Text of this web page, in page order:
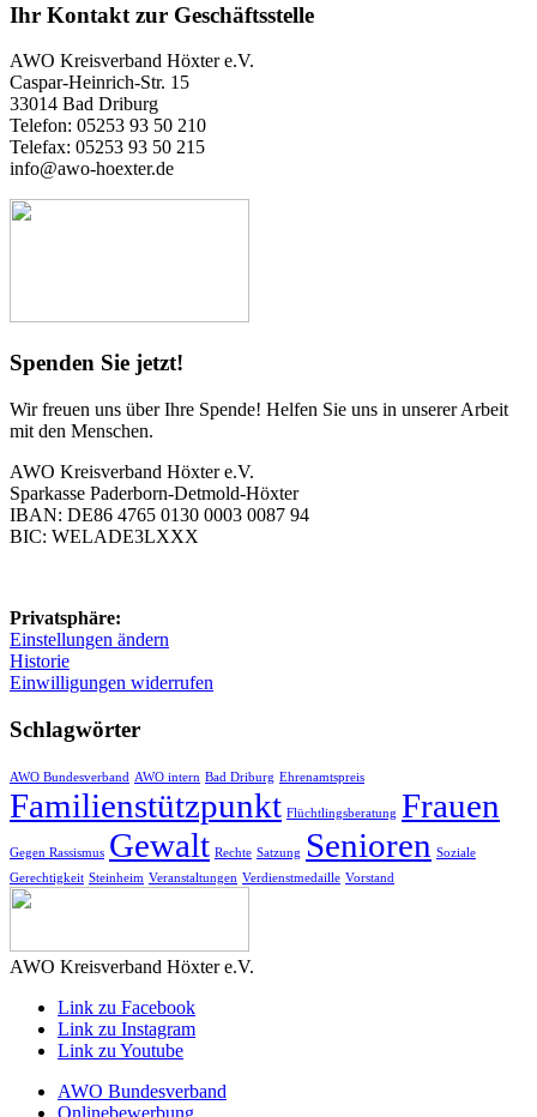
Ihr Kontakt zur Geschäftsstelle
AWO Kreisverband Höxter e.V.
Caspar-Heinrich-Str. 15
33014 Bad Driburg
Telefon: 05253 93 50 210
Telefax: 05253 93 50 215
info@awo-hoexter.de
Spenden Sie jetzt!
Wir freuen uns über Ihre Spende! Helfen Sie uns in unserer Arbeit
mit den Menschen.
AWO Kreisverband Höxter e.V.
Sparkasse Paderborn-Detmold-Höxter
IBAN: DE86 4765 0130 0003 0087 94
BIC: WELADE3LXXX
Privatsphäre:
Einstellungen ändern
Historie
Einwilligungen widerrufen
Schlagwörter
AWO Bundesverband AWO intern Bad Driburg Ehrenamtspreis
Familienstützpunkt Flüchtlingsberatung Frauen
Gegen Rassismus Gewalt Rechte Satzung Senioren Soziale
Gerechtigkeit Steinheim Veranstaltungen Verdienstmedaille Vorstand
AWO Kreisverband Höxter e.V.
Link zu Facebook
Link zu Instagram
Link zu Youtube
AWO Bundesverband